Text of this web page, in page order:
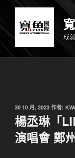
主
成
發
佈
於
30 10 月, 2023 作者:
楊丞琳「
演唱會 鄭